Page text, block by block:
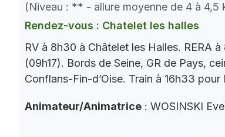
(Niveau : ** - allure moyenne de 4 à 4,5
Rendez-vous : Chatelet les halles
RV à 8h30 à Châtelet les Halles. RERA
(09h17). Bords de Seine, GR de Pays,
Conflans-Fin-d’Oise. Train à 16h33 pour
Animateur/Animatrice : WOSINSKI